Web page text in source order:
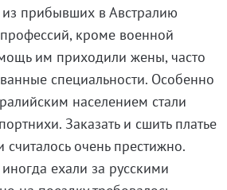
прибывших в Австралию
кроме военной
им приходили жены, часто
специальности. Особенно
населением стали
Заказать и сшить платье
считалось очень престижно.
ехали за русскими